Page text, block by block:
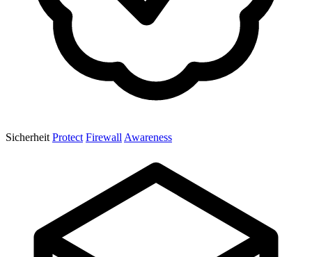
Sicherheit Protect Firewall Awareness